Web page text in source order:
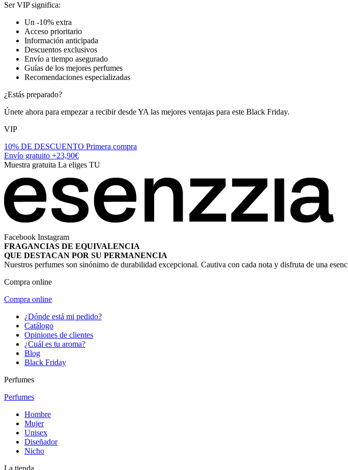
Ser VIP significa:
Un -10% extra
Acceso prioritario
Información anticipada
Descuentos exclusivos
Envío a tiempo asegurado
Guías de los mejores perfumes
Recomendaciones especializadas
¿Estás preparado?
Únete ahora para empezar a recibir desde YA las mejores ventajas para este Black Friday.
VIP
10% DE DESCUENTO Primera compra
Envío gratuito +23,90€
Muestra gratuita La eliges TU
Facebook Instagram
FRAGANCIAS DE EQUIVALENCIA
QUE DESTACAN POR SU PERMANENCIA
Nuestros perfumes son sinónimo de durabilidad excepcional. Cautiva con cada nota y disfruta de una
Compra online
Compra online
¿Dónde está mi pedido?
Catálogo
Opiniones de clientes
¿Cuál es tu aroma?
Blog
Black Friday
Perfumes
Perfumes
Hombre
Mujer
Unisex
Diseñador
Nicho